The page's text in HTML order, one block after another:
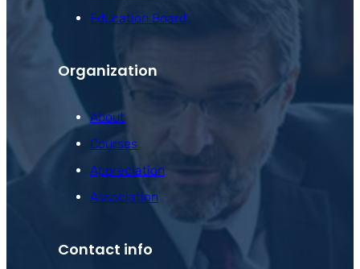
Education Board
Organization
About
Courses
Appreciation
Association
Contact info